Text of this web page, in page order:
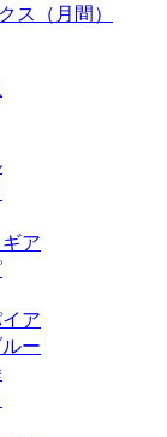
ス（月間）
ア
ア
ー